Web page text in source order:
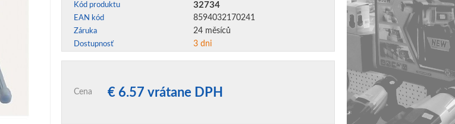
Kód produktu 32734
EAN kód 8594032170241
Záruka 24 měsíců
Dostupnosť 3 dni
Cena € 6.57 vrátane DPH